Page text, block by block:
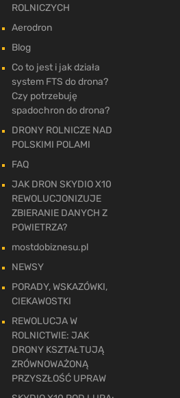
ROLNICZYCH
Aerodron
Blog
Co to jest i jak działa
system FTS do drona?
Czy potrzebuję
spadochron do drona?
DRONY ROLNICZE NAD
POLSKIMI POLAMI
FAQ
JAK DRON SKYDIO X10
REWOLUCJONIZUJE
ZBIERANIE DANYCH Z
POWIETRZA?
mostdobiznesu.pl
NEWSY
PORADY, WSKAZÓWKI,
CIEKAWOSTKI
REWOLUCJA W
ROLNICTWIE: JAK
DRONY KSZTAŁTUJĄ
ZRÓWNOWAŻONĄ
PRZYSZŁOŚĆ UPRAW